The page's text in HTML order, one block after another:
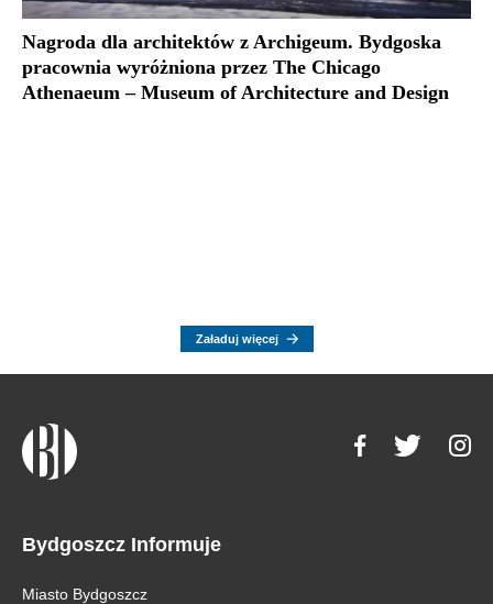
Nagroda dla architektów z Archigeum. Bydgoska
pracownia wyróżniona przez The Chicago
Athenaeum – Museum of Architecture and Design
Załaduj więcej
Bydgoszcz Informuje
Miasto Bydgoszcz